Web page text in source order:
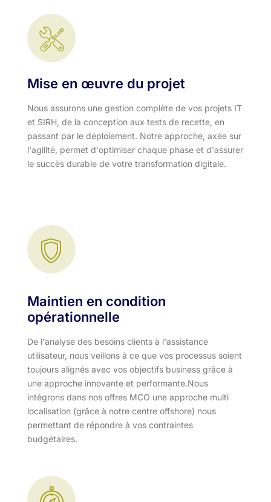
Mise en œuvre du projet
Nous assurons une gestion complète de vos projets IT
et SIRH, de la conception aux tests de recette, en
passant par le déploiement. Notre approche, axée sur
l'agilité, permet d'optimiser chaque phase et d'assurer
le succès durable de votre transformation digitale.
Maintien en condition
opérationnelle
De l'analyse des besoins clients à l'assistance
utilisateur, nous veillons à ce que vos processus soient
toujours alignés avec vos objectifs business grâce à
une approche innovante et performante.​ Nous
intégrons dans nos offres MCO une approche multi
localisation (grâce à notre centre offshore) nous
permettant de répondre à vos contraintes
budgétaires.